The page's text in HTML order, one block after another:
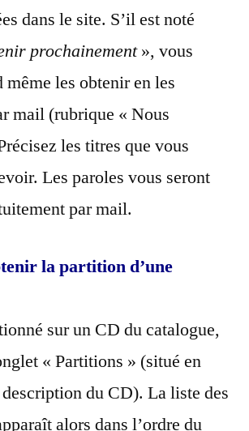
dans le site. S’il est noté
prochainement», vous
même les obtenir en les
mail (rubrique « Nous
les titres que vous
Les paroles vous seront
par mail.
la partition d’une
sur un CD du catalogue,
« Partitions » (situé en
description du CD). La liste des
alors dans l’ordre du